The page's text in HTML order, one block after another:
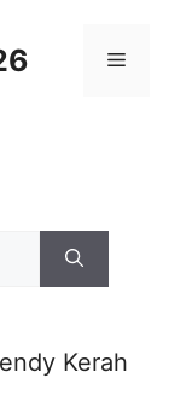
Menu
Kerah